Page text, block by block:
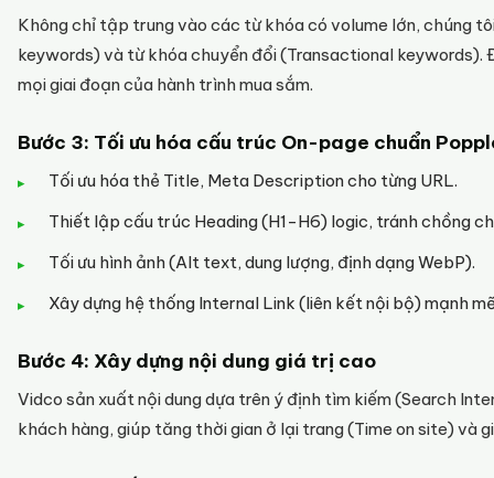
Không chỉ tập trung vào các từ khóa có volume lớn, chúng
keywords) và từ khóa chuyển đổi (Transactional keywords).
mọi giai đoạn của hành trình mua sắm.
Bước 3: Tối ưu hóa cấu trúc On-page chuẩn
Tối ưu hóa thẻ Title, Meta Description cho từng URL.
Thiết lập cấu trúc Heading (H1-H6) logic, tránh chồng
Tối ưu hình ảnh (Alt text, dung lượng, định dạng WebP).
Xây dựng hệ thống Internal Link (liên kết nội bộ) mạnh
Bước 4: Xây dựng nội dung giá trị cao
Vidco sản xuất nội dung dựa trên ý định tìm kiếm (Search
khách hàng, giúp tăng thời gian ở lại trang (Time on site) và